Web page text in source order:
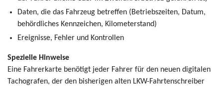
Daten, die das Fahrzeug betreffen (Betriebszeiten, Datum,
behördliches Kennzeichen, Kilometerstand)
Ereignisse, Fehler und Kontrollen
Spezielle Hinweise
Eine Fahrerkarte benötigt jeder Fahrer für den neuen digitalen
Tachografen, der den bisherigen alten LKW-Fahrtenschreiber